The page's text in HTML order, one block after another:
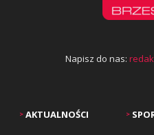
Napisz do nas:
> AKTUALNOŚCI >